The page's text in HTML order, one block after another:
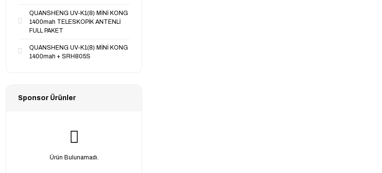
QUANSHENG UV-K1(8) MİNİ KONG
1400mah TELESKOPİK ANTENLİ
FULL PAKET
QUANSHENG UV-K1(8) MİNİ KONG
1400mah + SRH805S
Sponsor Ürünler
Ürün Bulunamadı.